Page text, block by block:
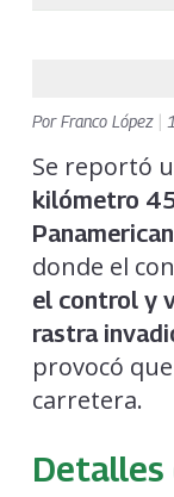
PorFranco López
Se reportó
kilómetro
donde el
el control y
rastra
provocó
carretera.
Detalles